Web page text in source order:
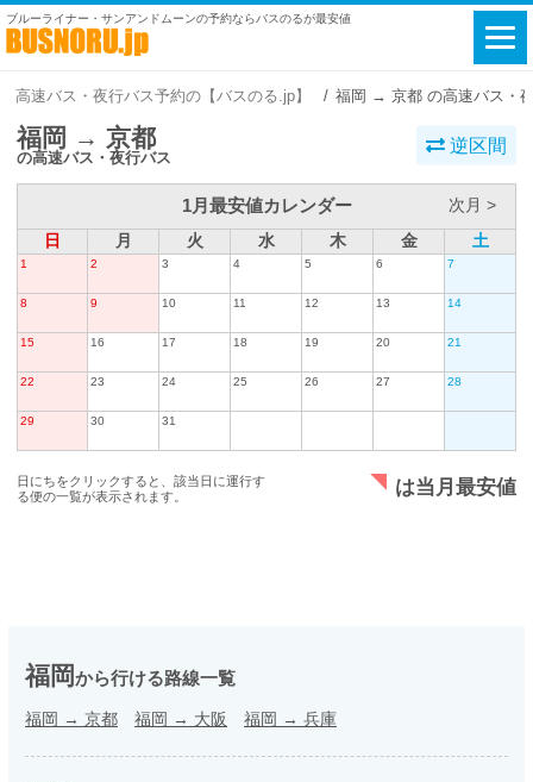
ブルーライナー・サンアンドムーンの予約ならバスのるが最安値
高速バス・夜行バス予約の【バスのる.jp】 福岡 → 京都 の高速バス・
福岡 → 京都
の高速バス・夜行バス
逆区間
1月最安値カレンダー
次月 >
日
月 火 水 木 金 土
1 2 3 4 5 6 7
8 9 10 11 12 13 14
15 16 17 18 19 20 21
22 23 24 25 26 27 28
29 30 31
日にちをクリックすると、該当日に運行す
る便の一覧が表示されます。
は当月最安値
福岡から行ける路線一覧
福岡 → 京都 福岡 → 大阪 福岡 → 兵庫